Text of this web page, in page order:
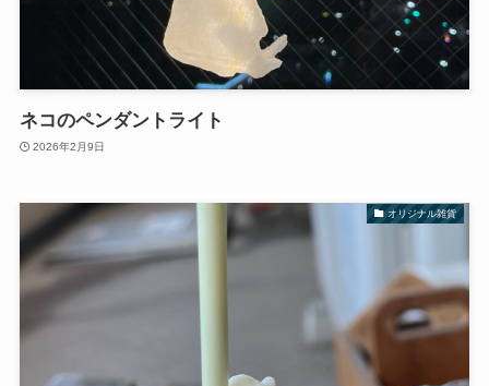
ネコのペンダントライト
2026年2月9日
オリジナル雑貨